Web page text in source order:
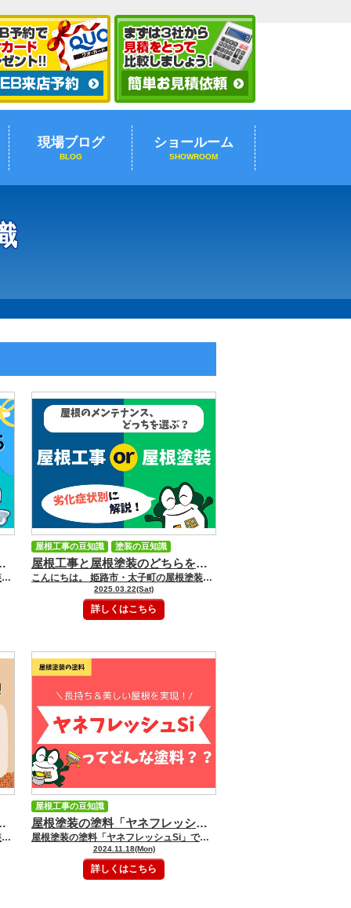
現場ブログ
BLOG
ショールーム
SHOWROOM
漏り・外壁塗装専門店 GOODペイント
こんにちは。 姫路市・太子町の屋根塗装・屋根リフォーム・雨漏り・外壁塗装専門店のGOODペイント（株）大聖住宅です。 いつもGOODペイントブログをご覧いただきありがとうございます。 あなたのお家にこのような症状はありませんか？ 「天井にシミができている…」 「雨が降るとポタポタと水が落ちてくる…」 これは雨漏りのサインかもしれません。雨漏りのサインを放置していると、建物に深刻なダメージを与えることになり、健康被害につながる可能性もあるため早急な対応が大切です。 今回は、雨漏りのサインを見つけた時の対処法を詳しく解説していきます。 雨漏りに気づいたら、まずすること 〇安全確認 雨漏りをしているところに感電の恐れがある電化製品などを置いていないか確認をしてください 〇雨漏りの状況を撮影 雨漏りの量や、どういうときに雨漏りをするのか、いつから始まったかなどの情報や写真、動画を記録しておくと、雨漏りの原因特定に役立ちます 〇専門業者への連絡 雨漏りの適切な修理を行うためには専門業者に相談することが大切です 雨漏りを放置すると 雨漏りを放置すると様々なリスクが生じます。 雨漏りを放置することにより雨水が建物内部まで侵入し、柱などの木材を腐食させてしまいます。 また、湿った木材はシロアリの餌となりシロアリによる耐久性の低下も考えられます。 さらに湿気によるカビの発生で健康にも影響を及ぼす可能性があります。 まとめ 雨漏りを見つけたら、早急な対応が大切です。 慌てずに安全を確保し専門業者に相談をしましょう。 姫路市・太子町の屋根塗装・屋根リフォーム・雨漏り・外壁塗装はGOODペイント（株）大聖住宅にお任せください！！ ショールームにご来店の際は ご予約をおススメします♪♪ ネットで来店予約をしていただくと ＱＵＯカード５００円分プレゼント！ （お一人様１回まで） ご相談・お見積りのご依頼は 大聖ペイントまで！ ★兵庫県姫路市内の施工事例NO.1 施工事例はこちら ☆まずは塗装の基礎知識を知りたい方（WEBでのご来店予約で500円相当のプレゼントあり） 来店予約はこちら ☆無料外壁診断・屋根診断・雨漏り診断をお考えの方 外壁、屋根診断はこちら 雨漏り診断はこちら ★大聖ペイントで施工したお客様の声を聞きたい方 お客様の声はこちら ＝＝＝＝＝＝＝＝＝＝＝＝＝＝＝＝＝＝＝＝＝姫路市の外壁塗装＆屋根塗装専門店 (株)大聖住宅｜☆GOODペイント ０１２０－７２－３９０１ 【姫路西大津ショールーム】 〒６７１－１１３５ 兵庫県姫路市大津区新町１ー５５ 【姫路南・飾磨ショールーム】 〒６７２－８０４３ 兵庫県姫路市飾磨区上野田１－２４ フリーダイヤル：0120-72-3901 TEL：079-272-3900 FAX：079-272-3900
屋根工事と屋根塗装のどちらを選ぶ？劣化状況別に解説！ ｜姫路市・太子町の屋根塗装・屋根リフォーム・雨漏り・外壁塗装専門店 GOODペイント
こんにちは。 姫路市・太子町の屋根塗装・屋根リフォーム・雨漏り・外壁塗装専門店のGOODペイント（株）大聖住宅です。 いつもGOODペイントブログをご覧いただきありがとうございます。 屋根に劣化の症状が出てきたが、屋根工事と屋根塗装のどちらを選べばいいのか悩んでいる方も多いのではないのでしょうか？ 屋根のメンテナンスとして行われる屋根工事と屋根塗装ですが、それぞれ目的や費用などが異なります。 そこで今回は、劣化症状別に屋根工事と屋根塗装の選び方について解説していきたいと思います。 屋根工事と屋根塗装の違い まずは、屋根工事と屋根塗装の違いを目的・工事内容・費用・耐用年数に分けて解説していきます。 【屋根工事】 目的：屋根材の交換や補修を行い劣化を止める 工事内容：・葺き替え（既存の屋根材を撤去し新しい屋根材に交換） ・カバー工法（既存の屋根材の上に新しい屋根材を葺く） ・部分的な補修（破損した部分のみに補修工事を行う） 費用：屋根塗装より高額 耐用年数：スレートやガルバリウム鋼板などは20年～30年、瓦は50年～ 【屋根塗装】 目的：紫外線などからの屋根材保護や美観維持 工事内容：既存の屋根材に塗料を塗布 費用：屋根工事より安価 耐用年数：約12年（使用する塗料による） 症状別の選び方 屋根工事と屋根塗装のどちらを選ぶかは、屋根の状態によって異なります。 屋根工事がおすすめの症状 ・屋根材にひび割れなどの劣化や雨漏りが発生している場合 →屋根塗装では雨漏りは直りません ・耐震性や断熱性を向上させたい場合 屋根塗装がおすすめの症状 ・色褪せがあり、屋根を塗装することでイメージを変えたい場合 ・屋根材の劣化が少ない場合 まとめ 屋根工事と屋根塗装はそれぞれ目的が異なる工事方法です。 ご自宅の屋根状況にあったメンテナンス方法はどちらなのか、ぜひこの記事を参考にして選んでみてください。 姫路市・太子町の屋根塗装・屋根リフォーム・雨漏り・外壁塗装専門店のGOODペイント（株）大聖住宅にお任せください！！ ショールームにご来店の際は ご予約をおススメします♪♪ ネットで来店予約をしていただくと ＱＵＯカード５００円分プレゼント！ （お一人様１回まで） ご相談・お見積りのご依頼は 大聖ペイントまで！ ★兵庫県姫路市内の施工事例NO.1 施工事例はこちら ☆まずは塗装の基礎知識を知りたい方（WEBでのご来店予約で500円相当のプレゼントあり） 来店予約はこちら ☆無料外壁診断・屋根診断・雨漏り診断をお考えの方 外壁、屋根診断はこちら 雨漏り診断はこちら ★大聖ペイントで施工したお客様の声を聞きたい方 お客様の声はこちら ＝＝＝＝＝＝＝＝＝＝＝＝＝＝＝＝＝＝＝＝＝姫路市の外壁塗装＆屋根塗装専門店 (株)大聖住宅｜☆GOODペイント ０１２０－７２－３９０１ 【姫路西大津ショールーム】 〒６７１－１１３５ 兵庫県姫路市大津区新町１ー５５ 【姫路南・飾磨ショールーム】 〒６７２－８０４３ 兵庫県姫路市飾磨区上野田１－２４ フリーダイヤル：0120-72-3901 TEL：079-272-3900 FAX：079-272-3900
2025.03.22(Sat)
詳しくはこちら
屋根工事の豆知識 塗装の豆知識
根リフォーム・雨漏り・外壁塗装専門店 GOODペイント
こんにちは。 姫路市・太子町の屋根塗装・屋根リフォーム・雨漏り・外壁塗装専門店のGOODペイント（株）大聖住宅です。 いつもGOODペイントブログをご覧いただきありがとうございます。 屋根の葺き替え工事、検討しているけど、 「どんな屋根材を選べばいいの？」 「費用はどのくらいかかるの？」 「信頼できる業者を見つけるにはどうすればいいの？」 など、わからないことだらけで不安に感じる方も多いのではないでしょうか？ 屋根の葺き替え工事は、高額な費用がかかる上に、専門的な知識が必要となるため、しっかりと準備しておくことが大切です。 そこで今回は、屋根葺き替え工事の基礎知識から、屋根材の種類、費用相場、そして業者選びのポイントまで、わかりやすく解説していきます。 この記事を読めば、屋根葺き替え工事の全体像を把握し、安心してリフォームを進めることができるようになります。 ぜひ最後まで読んでみてくださいね！ 屋根葺き替え工事とは？ 屋根葺き替え工事とは、既存の屋根材を撤去し、新しい屋根材に交換する工事のことです。 屋根のリフォームには、葺き替え工事の他に、屋根塗装 と カバー工法 があります。 屋根塗装は、既存の屋根材の上に塗料を塗ることで、屋根材を保護し、美観を回復する工事です。 カバー工法は、既存の屋根材の上に新しい屋根材を被せる工事です。 葺き替え工事は、これらの工事に比べて費用が高くなりますが、屋根材を完全に新しくすることができるので、 耐久性や耐震性を向上させる ことができます。 屋根葺き替え工事が必要なケース 屋根葺き替え工事は、以下の様なケースで必要になります。 屋根材の劣化が激しい: 屋根材がひび割れ、剥がれ、変色など、著しく劣化している場合。 雨漏りが発生している: 屋根材の劣化や破損により、雨漏りが発生している場合。 耐震性を向上させたい: 地震対策として、耐震性の高い屋根材に交換したい場合。 断熱性を向上させたい: 断熱性の高い屋根材に交換することで、光熱費を削減したい場合。 建物の外観を刷新したい: 新しい屋根材に交換することで、建物の外観イメージを一新したい場合。 屋根材の種類 屋根葺き替え工事で使用する屋根材には、様々な種類があります。 それぞれの屋根材の特徴を理解し、ご自身の住宅や好みに合ったものを選びましょう。 スレート屋根 セメントと繊維を混ぜて薄い板状に成型した屋根材です。 軽量で施工しやすく、カラーバリエーションも豊富なのが特徴です。 比較的安価ですが、耐用年数は10～15年と短めです。 金属屋根 ガルバリウム鋼板やステンレスなどの金属を使用した屋根材です。 軽量で耐久性が高く、耐用年数は20～30年と長めです。 近年では、デザイン性も向上しており、人気が高まっています。 瓦屋根 粘土瓦やセメント瓦などの瓦を使用した屋根材です。 耐久性が高く、耐用年数は30～50年と非常に長持ちします。 日本の風土に合った屋根材として、古くから親しまれています。 屋根葺き替え工事の費用相場 屋根葺き替え工事の費用は、屋根の面積や形状、使用する屋根材の種類、足場の設置状況などによって異なります。 一般的な住宅の場合、 100万円～200万円程度 が目安となります。 屋根材の種類別の費用相場は、以下の通りです。 スレート屋根: 100万円～150万円 金属屋根: 150万円～200万円 瓦屋根: 200万円～300万円 屋根葺き替え工事の業者選びのポイント 屋根葺き替え工事は、高額な費用がかかる工事なので、信頼できる業者を選ぶことが大切です。 業者を選ぶ際には、以下の点に注意しましょう。 施工実績が豊富 資格や免許を保有している 見積もりが明確で詳細 アフターサービスが充実している 担当者の対応が良い 複数の業者から見積もりを取り、比較検討することをおすすめします。 まとめ 今回は、屋根葺き替え工事について解説しました。 屋根葺き替え工事は、高額な費用がかかりますが、屋根材を完全に新しくすることで、耐久性や耐震性を向上させることができます。 この記事を参考に、しっかりと計画を立て、信頼できる業者を選んで、屋根葺き替え工事を成功させましょう。 姫路市・太子町でリフォームをご検討している方は、是非この記事を参考にしてください！ 姫路市・太子町の屋根塗装・屋根リフォーム・雨漏り・外壁塗装専門店のGOODペイント（株）大聖住宅にお任せください！！ ショールームにご来店の際は ご予約をおススメします♪♪ ネットで来店予約をしていただくと ＱＵＯカード５００円分プレゼント！ （お一人様１回まで） ご相談・お見積りのご依頼は 大聖ペイントまで！ ★兵庫県姫路市内の施工事例NO.1 施工事例はこちら ☆まずは塗装の基礎知識を知りたい方（WEBでのご来店予約で500円相当のプレゼントあり） 来店予約はこちら ☆無料外壁診断・屋根診断・雨漏り診断をお考えの方 外壁、屋根診断はこちら 雨漏り診断はこちら ★大聖ペイントで施工したお客様の声を聞きたい方 お客様の声はこちら ＝＝＝＝＝＝＝＝＝＝＝＝＝＝＝＝＝＝＝＝＝姫路市の外壁塗装＆屋根塗装専門店 (株)大聖住宅｜☆GOODペイント ０１２０－７２－３９０１ 【姫路西大津ショールーム】 〒６７１－１１３５ 兵庫県姫路市大津区新町１ー５５ 【姫路南・飾磨ショールーム】 〒６７２－８０４３ 兵庫県姫路市飾磨区上野田１－２４ フリーダイヤル：0120-72-3901 TEL：079-272-3900 FAX：079-272-3900
屋根塗装の塗料「ヤネフレッシュSi」で、長持ち＆美しい屋根を実現！ ｜姫路市・太子町の屋根塗装・屋根リフォーム・雨漏り・外壁塗装専門店 GOODペイント
屋根塗装の塗料「ヤネフレッシュSi」で、長持ち＆美しい屋根を実現！ こんにちは。姫路市のリフォーム会社 GOODリフォーム（株）大聖住宅です。 屋根の塗装を検討中の方はいらっしゃいませんか？ 外壁塗装と比べると、屋根塗装はあまり馴染みがないという方も多いかもしれません。 しかし、屋根は雨風や紫外線から家を守る、非常に重要な部分です。 適切な時期に適切な塗料で塗装することで、建物の寿命を延ばすことができます。 「ヤネフレッシュSi」という塗料の名前を聞いたことはありますか？ これは、エスケー化研が開発した、屋根塗装に特化した高性能塗料なんです。 このコラムでは、ヤネフレッシュSiの特徴やメリット・デメリット、他の塗料との違い、そして費用相場まで詳しく解説していきます。 この記事を読めば、ヤネフレッシュSiがあなたの家に最適な塗料かどうか判断できるようになります。 屋根塗装で失敗したくない方は、ぜひ最後まで読んでみてくださいね！ ヤネフレッシュSiとは？ ヤネフレッシュSiとは、エスケー化研株式会社が開発した屋根用シリコン樹脂塗料です。 屋根材の劣化を防ぎ、建物を長持ちさせるために、耐候性、耐久性、防汚性、防カビ・防藻性など、様々な機能を兼ね備えています。 また、特殊設計により、屋根材への密着性に優れているのも特徴です。 1999年に発売されて以来、多くの住宅やマンションで採用されている実績があります。 ヤネフレッシュSiの特徴 ヤネフレッシュSiには、多くの優れた特徴があります。 ここでは、特に重要な５つの特徴について詳しく解説していきます。 1. 高い耐候性で、紫外線から屋根を守る ヤネフレッシュSiは、シリコン樹脂塗料の中でも特に耐候性に優れています。 強い日差しや雨風、雪など、様々な気候条件から屋根材を守り、色褪せや劣化を防ぎます。 屋根は、外壁以上に紫外線や雨風の影響を受けやすい場所なので、高い耐候性を持つ塗料を選ぶことが重要です。 2. 優れた耐久性で、長持ちする屋根に ヤネフレッシュSiは、耐久性にも優れています。 塗膜が劣化しにくいため、屋根材を長期間保護することができます。 耐用年数は10年～15年と長く、塗り替え回数を減らすことができるので、長期的なコスト削減にもつながります。 3. 防汚性で、美しい屋根を保つ ヤネフレッシュSiは、汚れにくいのも大きな特徴です。 親水性が高い塗膜なので、雨水と一緒に汚れが流れ落ちやすくなっています。 そのため、屋根に汚れがつきにくく、美しさを長く保つことができます。 4. 防カビ・防藻性で、屋根を清潔に保つ ヤネフレッシュSiは、防カビ・防藻性にも優れています。 カビや藻の発生を抑制することで、屋根をキレイな状態に保ち、建物の劣化を防ぎます。 5. 優れた密着性で、様々な屋根材に対応 ヤネフレッシュSiは、様々な屋根材に対応できる、優れた密着性を備えています。 コロニアルやカラーベストなどの薄型塗装瓦はもちろん、セメント瓦やトタン屋根にも使用することができます。 ヤネフレッシュSiと他の塗料との違い 屋根塗装には、ヤネフレッシュSi以外にも、アクリル塗料、ウレタン塗料、シリコン塗料、フッ素塗料など、さまざまな種類の塗料があります。 それぞれの特徴を比較してみましょう。 塗料の種類 耐久年数 耐候性 防汚性 価格 アクリル塗料 5～8年 低い 低い 安い ウレタン塗料 7～10年 中程度 中程度 中程度 シリコン塗料 10～15年 高い 高い 中程度 ヤネフレッシュSi 10～15年 高い 高い 中程度 フッ素塗料 15～20年 非常に高い 非常に高い 高い ヤネフレッシュSiは、シリコン塗料の中でも特に屋根塗装に適した性能を備えており、価格もリーズナブルなのが特徴です。 ヤネフレッシュSiの費用相場 ヤネフレッシュSiで屋根塗装を行う場合、費用相場はどのくらいなのでしょうか？ 一般的な住宅の場合、1平方メートルあたり1,500円～2,000円程度が目安となります。 ただし、屋根の面積や形状、使用する塗料のグレード、足場の設置状況などによって費用は異なります。 正確な費用を知りたい場合は、複数の業者に見積もりを依頼することをおすすめします。 まとめ この記事では、屋根塗装に使用する塗料「ヤネフレッシュSi」の特徴について、耐候性、耐久性、防汚性、防カビ・防藻性、密着性などを詳しく解説しました。 ヤネフレッシュSiは、バランスの取れた優れた塗料であり、多くの屋根に適しています。 屋根塗装を検討している方は、ぜひヤネフレッシュSiも候補に入れてみてはいかがでしょうか。 姫路市・太子町でリフォームをご検討している方は、是非この記事を参考にしてください！ 姫路市・太子町のキッチン・浴室・トイレ・洗面台リフォームはGOODリフォーム（株）大聖住宅にお任せください！！
2024.11.18(Mon)
詳しくはこちら
屋根工事の豆知識